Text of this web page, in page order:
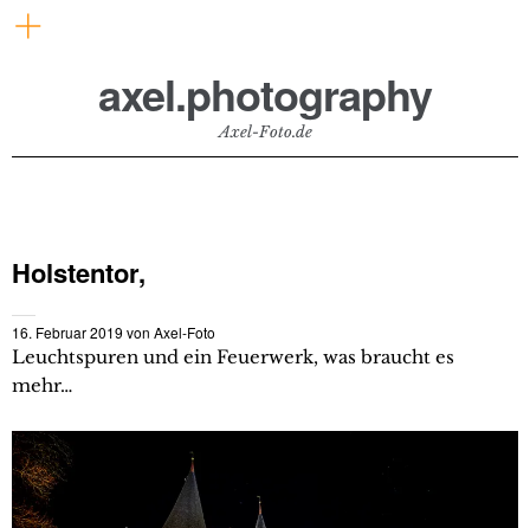
axel.photography
Axel-Foto.de
Holstentor,
16. Februar 2019 von Axel-Foto
Leuchtspuren und ein Feuerwerk, was braucht es
mehr…